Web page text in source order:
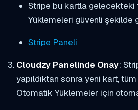
Stripe bu kartla
Yüklemeleri güvenli şekilde
Stripe Paneli
Cloudzy Panelinde Onay:
yapıldıktan sonra yeni kart,
Otomatik Yüklemeler için